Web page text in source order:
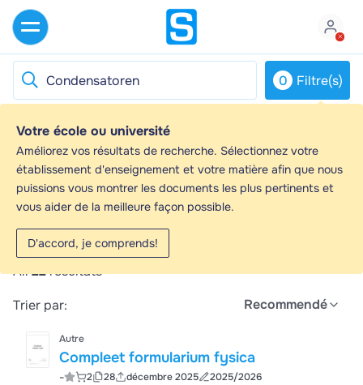
0 Filtre(s)
Votre école ou université
Améliorez vos résultats de recherche. Sélectionnez votre
établissement d'enseignement et votre matière afin que nous
puissions vous montrer les documents les plus pertinents et
vous aider de la meilleure façon possible.
D'accord, je comprends!
Condensatoren - Guides d'étude, Notes de
cours & Résumés
Vous recherchez les meilleurs guides d'étude, notes
d'étude et résumés sur Condensatoren ? Sur cette
page, vous trouverez 22 documents pour vous aider à
réviser pour Condensatoren.
All22résultats
Trier par:
Recommendé
Autre
Compleet formularium fysica
- 2 28 décembre 2025 2025/2026